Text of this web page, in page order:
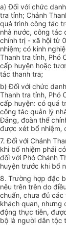
a)Đối với chức
tra tỉnh; Chánh
quá trình công tác
nhà nước, công tác
chính trị - xã hội từ
nhiệm; có kinh
Thanh tra tỉnh, Phó
cấp huyện hoặc
tác thanh tra;
b)Đối với chức
Thanh tra tỉnh, Phó
cấp huyện: có quá
công tác quản lý
Đảng, đoàn thể
được xét bổ nhiệm,
7.Đối với Chánh
khi bổ nhiệm phải
đối với Phó Chánh
huyện trước khi bổ
8. Trường hợp đặc
nêu trên trên do
chuẩn, chưa đủ các
khách quan, nhưng
động thực tiễn,
bộ là người dân tộc